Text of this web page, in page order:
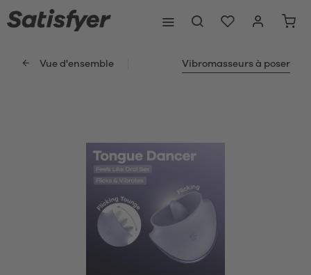
Vue d'ensemble Vibromasseurs à poser